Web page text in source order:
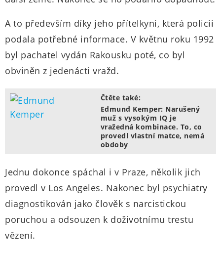
A to především díky jeho přítelkyni, která policii
podala potřebné informace. V květnu roku 1992
byl pachatel vydán Rakousku poté, co byl
obviněn z jedenácti vražd.
Čtěte také:
Edmund Kemper: Narušený
muž s vysokým IQ je
vražedná kombinace. To, co
provedl vlastní matce, nemá
obdoby
Jednu dokonce spáchal i v Praze, několik jich
provedl v Los Angeles. Nakonec byl psychiatry
diagnostikován jako člověk s narcistickou
poruchou a odsouzen k doživotnímu trestu
vězení.